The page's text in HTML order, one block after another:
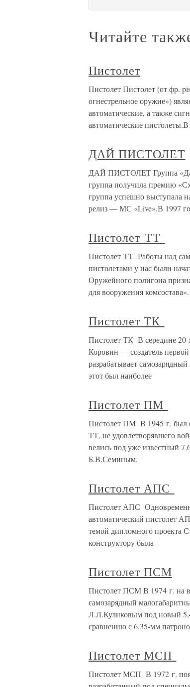
Читайте
Пистолет
Пистолет Пистолет (от фр.
огнестрельное оружие»)
автоматические, а также
автоматические
ДАЙ ПИСТОЛЕТ
ДАЙ ПИСТОЛЕТ Группа «Дай
группа получила премию
группа успешно выступала
релиз — МС «Live».В 1997
Пистолет ТТ
Пистолет ТТ Работы над
пистолетами у нас были
Оружейного полигона
для вооружения комсостава».
Пистолет ТК
Пистолет ТК В середине 20-
Коровин — создатель
разрабатывает
этот был наиболее
Пистолет ПМ
Пистолет ПМ В 1945 г. был
ТТ, не удовлетворявшего
велись под уже известный
Б.В.Семиным.
Пистолет АПС
Пистолет АПС
автоматический пистолет
темой дипломного проекта
конструктору была
Пистолет ПСМ
Пистолет ПСМ В 1974 г. на
самозарядный
Л.Л.Куликовым под новый
сравнению с 6,35-мм
Пистолет МСП
Пистолет МСП В 1972 г.